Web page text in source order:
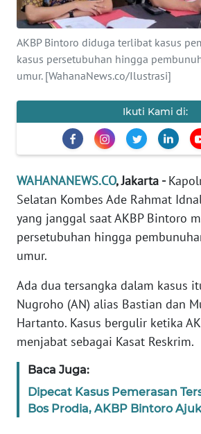
AKBP Bintoro diduga terlibat kasus
kasus persetubuhan hingga
umur. [WahanaNews.co/Ilustrasi]
Ikuti Kami di:
WAHANANEWS.CO, Jakarta -
Selatan Kombes Ade Rahmat
yang janggal saat AKBP Bintoro
persetubuhan hingga
umur.
Ada dua tersangka dalam kasus
Nugroho (AN) alias Bastian dan
Hartanto. Kasus bergulir ketika
menjabat sebagai Kasat Reskrim.
Baca Juga:
Dipecat Kasus Pemerasan
Bos Prodia, AKBP Bintoro
SERBA-SERBI
PENDIDIKAN
OLAHRAGA
OPINI
Informasi
BERITA
KONTAK
IKLAN
TENTANG
KAMI